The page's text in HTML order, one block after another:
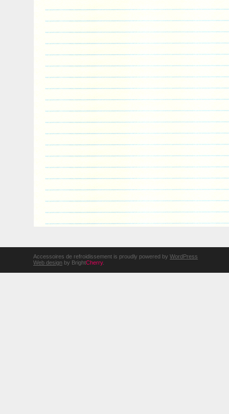
Accessoires de refroidissement is proudly powered by WordPress
Web design by BrightCherry.